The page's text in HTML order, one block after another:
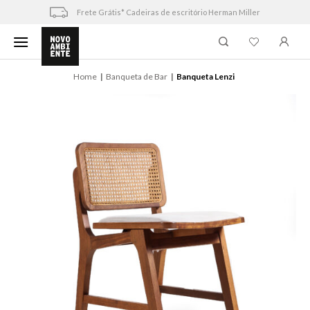
content
Frete Grátis* Cadeiras de escritório Herman Miller
Home Banqueta de Bar Banqueta Lenzi